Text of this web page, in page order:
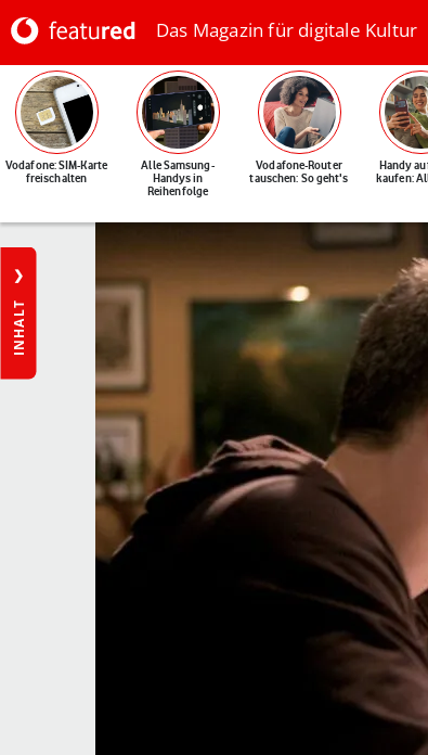
Das Magazin für digitale Kultur
Vodafone: SIM-Karte
freischalten
Alle Samsung-
Handys in
Reihenfolge
Vodafone-Router
tauschen: So geht's
Handy
kaufen:
INHALT